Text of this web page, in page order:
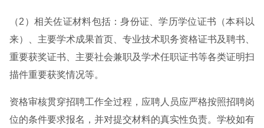
（2）相关佐证材料包括：身份证、学历学位证书（本科以
来）、主要学术成果首页、专业技术职务资格证书及聘书、
重要获奖证书、主要社会兼职及学术任职证书等各类证明扫
描件重要获奖情况等。
资格审核贯穿招聘工作全过程，应聘人员应严格按照招聘岗
位的条件要求报名，并对提交材料的真实性负责。学校如有